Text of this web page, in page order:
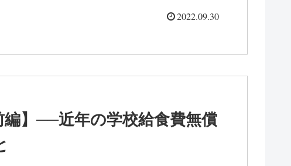
2022.09.30
】──近年の学校給食費無償